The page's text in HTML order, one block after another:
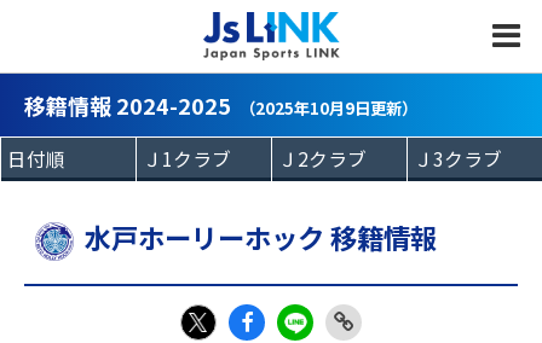
移籍情報 2024-2025 （2025年10月9日更新）
水戸ホーリーホック 移籍情報